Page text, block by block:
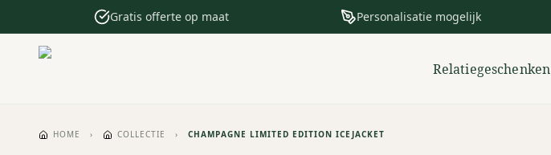
Gratis offerte op maat Personalisatie mogelijk
Relatiegeschenken
HOME › COLLECTIE › CHAMPAGNE LIMITED EDITION ICEJACKET